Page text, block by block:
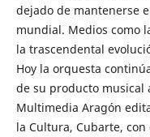
dejado de mantenerse
mundial. Medios como
la trascendental
Hoy la orquesta
de su producto musical
Multimedia Aragón
la Cultura, Cubarte,